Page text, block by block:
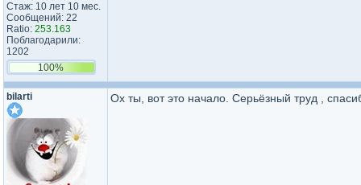
Стаж: 10 лет 10 мес.
Сообщений: 22
Ratio: 253.163
Поблагодарили:
1202
100%
bilarti Ох ты, вот это начало. Серьёзный труд ,